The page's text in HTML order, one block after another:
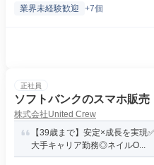
業界未経験歓迎 +7個
正社員
ソフトバンクのスマホ販売
株式会社United Crew
【39歳まで】安定×成長を実現
大手キャリア勤務◎ネイルO...